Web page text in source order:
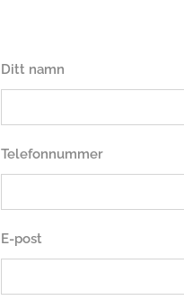
Ditt namn
Telefonnummer
E-post